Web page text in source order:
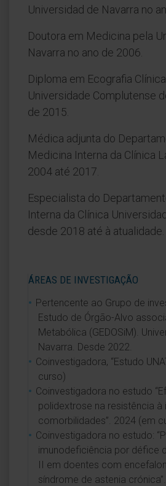
Universidad de Navarra no
Doutora em Medicina pela
Navarra no ano de 2006.
Diploma em Ecografia
Universidade Complutense
de 2015.
Médica adjunta do
Medicina Interna da Clínica
2004 até 2017.
Especialista do
Interna da Clínica
desde 2018 até à atualidade.
ÁREAS DE INVESTIGAÇÃO
Pertencente ao Grupo de
Estudo de Órgão-Alvo
Metabólica (GEDOSiM).
Navarra. Desde 2022.
Coinvestigadora, “Estudo
curso)
Coinvestigadora no estudo
polidextrose na resistência à
comorbilidades”. 2024 (em
Coinvestigadora no estudo:
imunodeficiência por défice
II em doentes com
síndrome de astenia